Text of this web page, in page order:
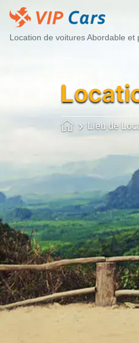
Location de voitures Abordable et
Lieu de